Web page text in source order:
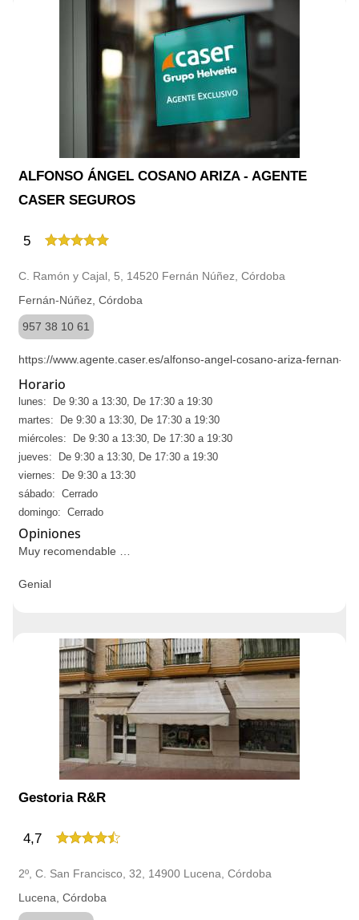
ALFONSO ÁNGEL COSANO ARIZA - AGENTE
CASER SEGUROS
5
C. Ramón y Cajal, 5, 14520 Fernán Núñez, Córdoba
Fernán-Núñez, Córdoba
957 38 10 61
https://www.agente.caser.es/alfonso-angel-cosano-ariza-fernan-
Horario
lunes: De 9:30 a 13:30, De 17:30 a 19:30
martes: De 9:30 a 13:30, De 17:30 a 19:30
miércoles: De 9:30 a 13:30, De 17:30 a 19:30
jueves: De 9:30 a 13:30, De 17:30 a 19:30
viernes: De 9:30 a 13:30
sábado: Cerrado
domingo: Cerrado
Opiniones
Muy recomendable …
Genial
Gestoria R&R
4,7
2º, C. San Francisco, 32, 14900 Lucena, Córdoba
Lucena, Córdoba